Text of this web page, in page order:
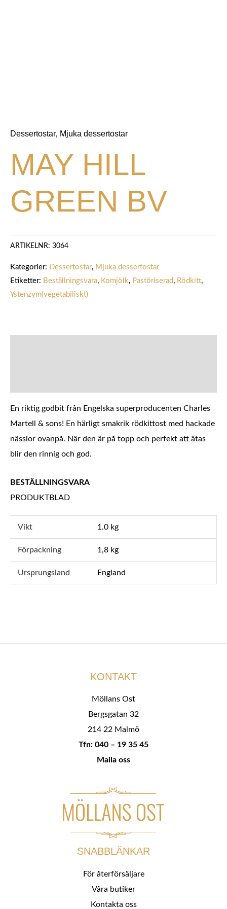
Dessertostar, Mjuka dessertostar
MAY HILL
GREEN BV
ARTIKELNR: 3064
Kategorier: Dessertostar, Mjuka dessertostar
Etiketter: Beställningsvara, Komjölk, Pastöriserad, Rödkitt,
Ystenzym(vegetabiliskt)
En riktig godbit från Engelska superproducenten Charles
Martell & sons! En härligt smakrik rödkittost med hackade
nässlor ovanpå. När den är på topp och perfekt att ätas
blir den rinnig och god.
BESTÄLLNINGSVARA
PRODUKTBLAD
Vikt 1.0 kg
Förpackning 1,8 kg
Ursprungsland England
KONTAKT
Möllans Ost
Bergsgatan 32
214 22 Malmö
Tfn: 040 – 19 35 45
Maila oss
SNABBLÄNKAR
För återförsäljare
Våra butiker
Kontakta oss